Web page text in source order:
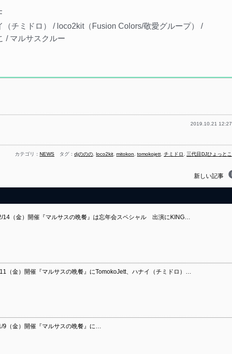
（チミドロ） / loco2kit（Fusion Colors/敬愛グループ） /
/ マルサスクルー
2019.10.21 12:27
カテゴリ： NEWS タグ： djののの loco2kit mitokon tomokojett チミドロ 三代目DJひょっとこ
新しい記事
14（金）開催『マルサスの晩餐』は忘年会スペシャル 出演にKING…
（金）開催『マルサスの晩餐』にTomokoJett、ハナイ（チミドロ）…
9（金）開催『マルサスの晩餐』に…